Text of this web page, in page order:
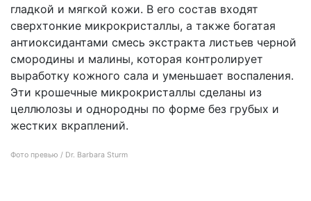
гладкой и мягкой кожи. В его состав входят
сверхтонкие микрокристаллы, а также богатая
антиоксидантами смесь экстракта листьев черной
смородины и малины, которая контролирует
выработку кожного сала и уменьшает воспаления.
Эти крошечные микрокристаллы сделаны из
целлюлозы и однородны по форме без грубых и
жестких вкраплений.
Фото превью / Dr. Barbara Sturm